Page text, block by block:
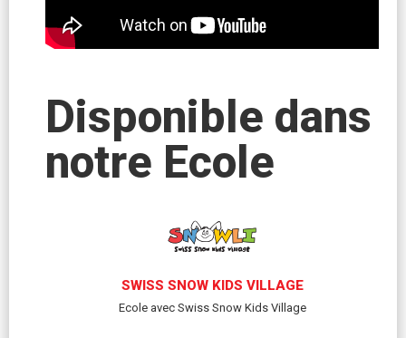
Disponible dans
notre Ecole
SWISS SNOW KIDS VILLAGE
Ecole avec Swiss Snow Kids Village